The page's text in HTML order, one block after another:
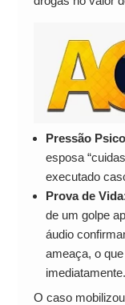
Pressão
esposa
executado
Prova de
de um golpe
áudio
ameaça, o
imediatamente.
O caso